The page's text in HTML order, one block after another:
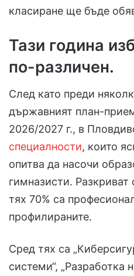
класиране ще бъде
Тази година
по-различен.
След като преди
държавният план-
2026/2027 г., в
специалности, които
опитва да насочи
гимназисти. Разкриват
тях 70% са
профилираните.
Сред тях са
системи“, „Разработка